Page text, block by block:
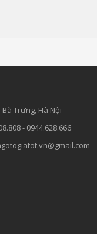
Trưng, Hà Nội
- 0944.628.666